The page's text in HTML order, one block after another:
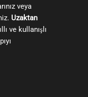
veya
Uzaktan
ve kullanışlı